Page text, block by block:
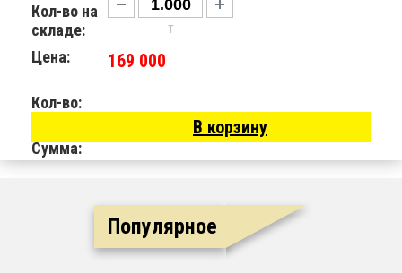
Кол-во на
складе:
Цена:
Кол-во:
т
Сумма:
169 000
В корзину
Популярное